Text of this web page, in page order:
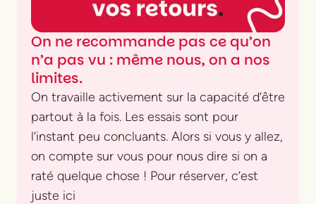
On ne recommande pas ce qu’on
n’a pas vu : même nous, on a nos
limites.
On travaille activement sur la capacité d’être
partout à la fois. Les essais sont pour
l’instant peu concluants. Alors si vous y allez,
on compte sur vous pour nous dire si on a
raté quelque chose ! Pour réserver, c’est
juste ici